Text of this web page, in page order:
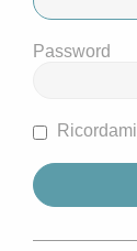
Password
Ricordami